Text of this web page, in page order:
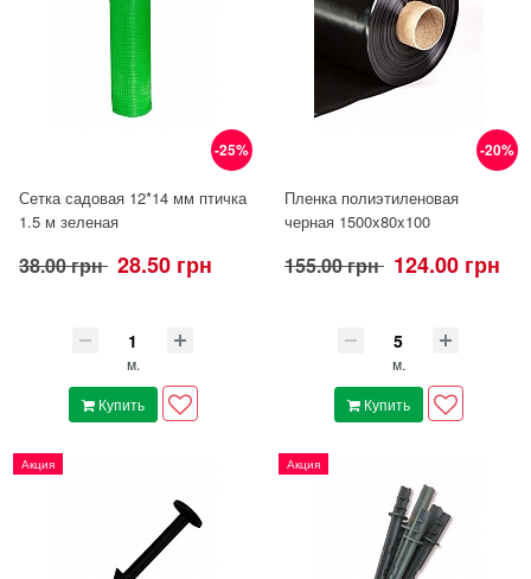
-25%
Сетка садовая 12*14 мм птичка
1.5 м зеленая
38.00 грн 28.50 грн
м.
Купить
-20%
Пленка полиэтиленовая
черная 1500x80x100
155.00 грн 124.00 грн
м.
Купить
Акция Акция